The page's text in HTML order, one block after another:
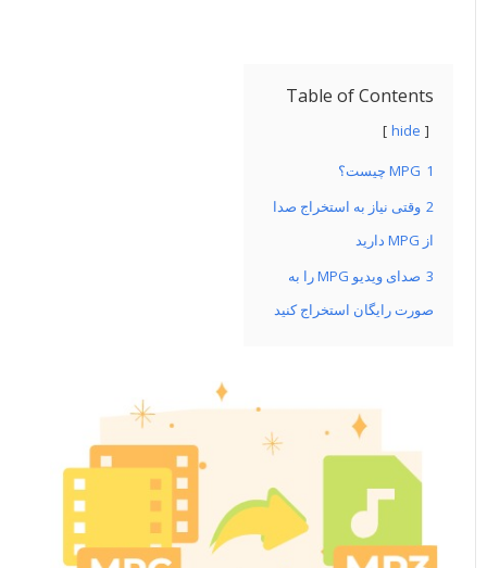
Table of Contents
hide
MPG چیست؟
وقتی نیاز به استخراج صدا
از MPG دارید
صدای ویدیو MPG را به
صورت رایگان استخراج کنید